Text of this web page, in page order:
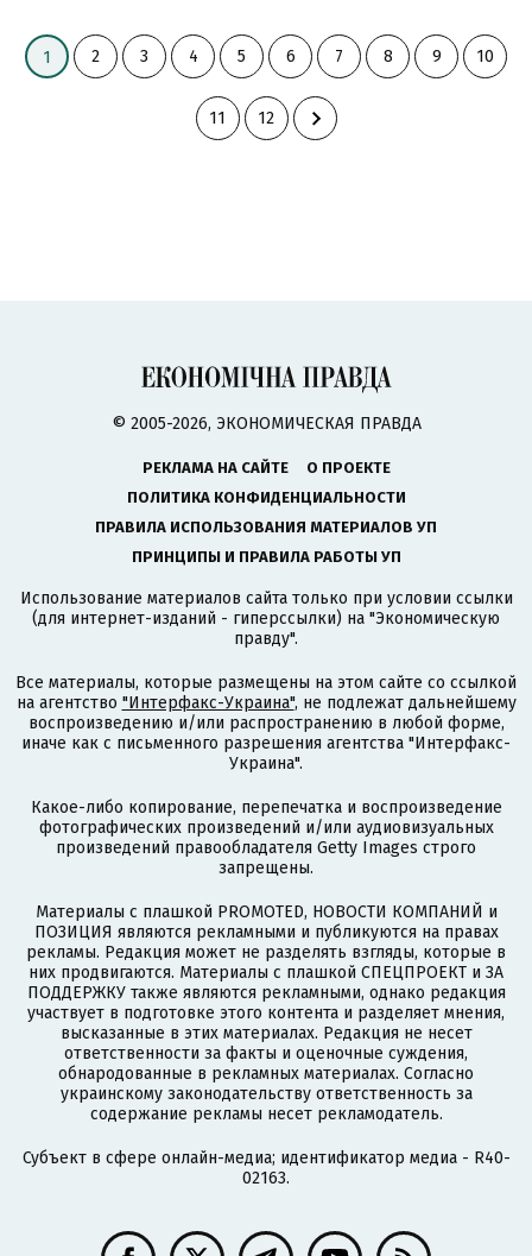
1 2 3 4 5 6 7 8 9 10
11 12
© 2005-2026, ЭКОНОМИЧЕСКАЯ ПРАВДА
РЕКЛАМА НА САЙТЕ
О ПРОЕКТЕ
ПОЛИТИКА КОНФИДЕНЦИАЛЬНОСТИ
ПРАВИЛА ИСПОЛЬЗОВАНИЯ МАТЕРИАЛОВ УП
ПРИНЦИПЫ И ПРАВИЛА РАБОТЫ УП
Использование материалов сайта только при условии ссылки
(для интернет-изданий - гиперссылки) на "Экономическую
правду".
Все материалы, которые размещены на этом сайте со ссылкой
на агентство "Интерфакс-Украина", не подлежат дальнейшему
воспроизведению и/или распространению в любой форме,
иначе как с письменного разрешения агентства "Интерфакс-
Украина".
Какое-либо копирование, перепечатка и воспроизведение
фотографических произведений и/или аудиовизуальных
произведений правообладателя Getty Images строго
запрещены.
Материалы с плашкой PROMOTED, НОВОСТИ КОМПАНИЙ и
ПОЗИЦИЯ являются рекламными и публикуются на правах
рекламы. Редакция может не разделять взгляды, которые в
них продвигаются. Материалы с плашкой СПЕЦПРОЕКТ и ЗА
ПОДДЕРЖКУ также являются рекламными, однако редакция
участвует в подготовке этого контента и разделяет мнения,
высказанные в этих материалах. Редакция не несет
ответственности за факты и оценочные суждения,
обнародованные в рекламных материалах. Согласно
украинскому законодательству ответственность за
содержание рекламы несет рекламодатель.
Субъект в сфере онлайн-медиа; идентификатор медиа - R40-
02163.